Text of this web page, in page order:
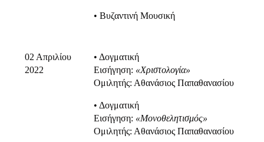
• Βυζαντινή Μουσική
02 Απριλίου
2022
• Δογματική
Εισήγηση: «Χριστολογία»
Ομιλητής: Αθανάσιος Παπαθανασίου
• Δογματική
Εισήγηση: «Μονοθελητισμός»
Ομιλητής: Αθανάσιος Παπαθανασίου